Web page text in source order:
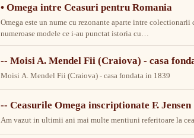
• Omega intre Ceasuri pentru Romania
Omega este un nume cu rezonante aparte intre
numeroase modele ce i-au punctat istoria cu…
-- Moisi A. Mendel Fii (Craiova) - casa
Moisi A. Mendel Fii (Craiova) - casa fondata in 1839
-- Ceasurile Omega inscriptionate F. Jensen
Am vazut in ultimii ani mai multe mentiuni referitoare la